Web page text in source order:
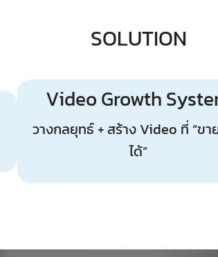
SOLUTION
Video Growth
วางกลยุทธ์ + สร้าง Video ที่ “ข
ได้”